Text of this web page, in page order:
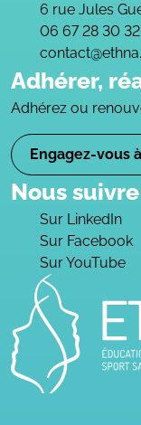
6 rue Jules
06 67 28 30 32
Adhérer,
Adhérez ou
Engagez-vous
Nous suivre
Sur LinkedIn
Sur Facebook
Sur YouTube